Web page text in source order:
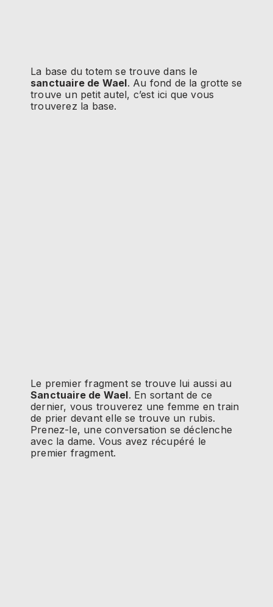
La base du totem se trouve dans le
sanctuaire de Wael. Au fond de la grotte se
trouve un petit autel, c’est ici que vous
trouverez la base.
Le premier fragment se trouve lui aussi au
Sanctuaire de Wael. En sortant de ce
dernier, vous trouverez une femme en train
de prier devant elle se trouve un rubis.
Prenez-le, une conversation se déclenche
avec la dame. Vous avez récupéré le
premier fragment.